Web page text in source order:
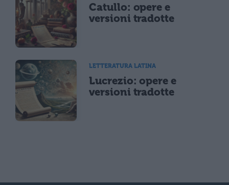
Catullo: opere e
versioni tradotte
LETTERATURA LATINA
Lucrezio: opere e
versioni tradotte